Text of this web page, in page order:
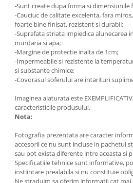
-Sunt create dupa forma si dimensiunile
-Cauciuc de calitate excelenta, fara
foarte bine finisat, rezistent si durabil;
-Suprafata striata impiedica alunecarea
murdaria si apa;
-Margine de protectie inalta de 1cm;
-Impermeabile si rezistente la
si substante chimice;
-Covorasul soferului are intarituri
Imaginea alaturata este
caracteristicile produsului.
Nota:
Fotografia prezentata are caracter
accesorii ce nu sunt incluse in pachetul
sau pot exista diferente intre aceasta si
Specificatiile tehnice sunt informative,
instiintare prealabila si nu constituie
Ne straduim sa oferim informatii cat mai